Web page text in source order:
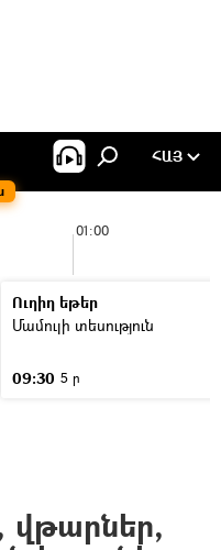
ՀԱՅ
01:00
Ուղիղ եթեր
Մամուլի տեսություն
09:30 5 ր
վթարներ,